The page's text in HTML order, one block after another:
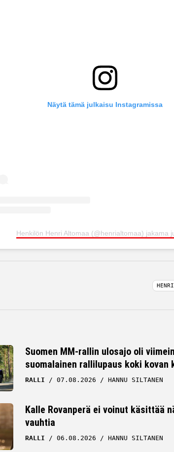
Näytä tämä julkaisu Instagramissa
Henkilön Henri Altomaa (@henrialtomaa) jakama
Suomen MM-rallin ulosajo oli
suomalainen rallilupaus koki kovan
RALLI 07.08.2026 HANNU SILTANEN
Kalle Rovanperä ei voinut käsittää
vauhtia
RALLI 06.08.2026 HANNU SILTANEN